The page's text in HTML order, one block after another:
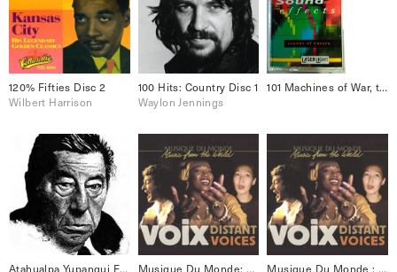
120% Fifties Disc 2
Wilbert Harrison
100 Hits: Country Disc 1
Waylon Jennings
101 Machines of War, the: 101 Digital Sound Effects (1993)
Atahualpa Yupanqui Folklore Best 18
Musique Du Monde: Voix [Disc 2] Musique Du Monde : Voix – Distant Voices